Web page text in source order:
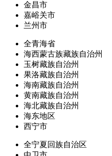
金昌市
嘉峪关市
兰州市
全青海省
海西蒙古族藏族自治州
玉树藏族自治州
果洛藏族自治州
海南藏族自治州
黄南藏族自治州
海北藏族自治州
海东地区
西宁市
全宁夏回族自治区